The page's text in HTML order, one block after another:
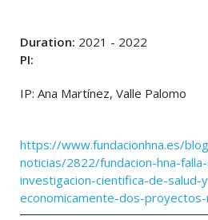
Duration: 2021 - 2022
PI:
IP: Ana Martínez, Valle Palomo
https://www.fundacionhna.es/
noticias/2822/fundacion-hna-
investigacion-cientifica-de-salud-
economicamente-dos-